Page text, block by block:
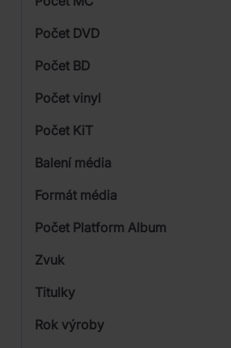
Počet DVD
Počet BD
Počet vinyl
Počet KiT
Balení média
Formát média
Počet Platform Album
Zvuk
Titulky
Rok výroby